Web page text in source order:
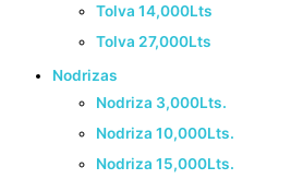
Tolva 14,000Lts
Tolva 27,000Lts
Nodrizas
Nodriza 3,000Lts.
Nodriza 10,000Lts.
Nodriza 15,000Lts.